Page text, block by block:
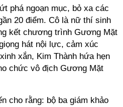
phá ngoạn mục, bỏ xa các
20 điểm. Cô là nữ thí sinh
kết chương trình Gương Mặt
hát nội lực, cảm xúc
xắn, Kim Thành hứa hẹn
chức vô địch Gương Mặt
cho rằng: bộ ba giám khảo